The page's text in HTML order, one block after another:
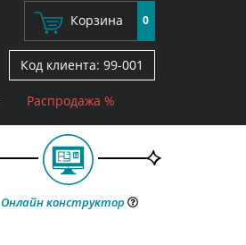
Корзина 0
Код клиента: 99-001
Распродажа %
Онлайн конструктор